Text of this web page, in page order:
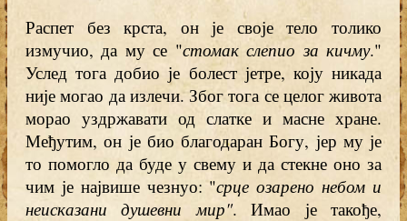
Распет без крста, он је своје тело толико
измучио, да му се "стомак слепио за кичму."
Услед тога добио је болест јетре, коју никада
није могао да излечи. Због тога се целог живота
морао уздржавати од слатке и масне хране.
Међутим, он је био благодаран Богу, јер му је
то помогло да буде у свему и да стекне оно за
чим је највише чезнуо: "срце озарено небом и
неисказани душевни мир". Имао је такође,